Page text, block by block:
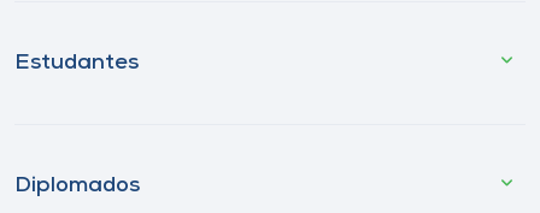
Estudantes
Diplomados